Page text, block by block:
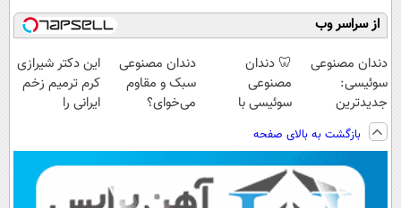
از سراسر وب
دندان مصنوعی
سوئیسی:
جدیدترین
فناوری اروپا،
سبک و مقاوم |
پرداخت قسطی
🦷 دندان
مصنوعی
سوئیسی با
دیجیتال |
پرداخت در 4
قسط |📍 تهران
دندان مصنوعی
سبک و مقاوم
می‌خوای؟
📍تهران
این دکتر شیرازی
کرم ترمیم زخم
ایرانی را
بازگشت به بالای صفحه